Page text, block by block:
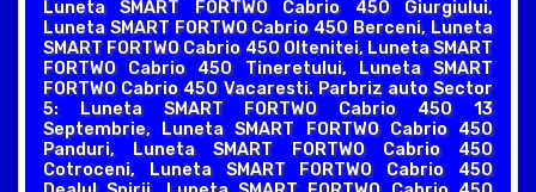
Luneta SMART FORTWO Cabrio 450 Giurgiului,
Luneta SMART FORTWO Cabrio 450 Berceni, Luneta
SMART FORTWO Cabrio 450 Oltenitei, Luneta SMART
FORTWO Cabrio 450 Tineretului, Luneta SMART
FORTWO Cabrio 450 Vacaresti. Parbriz auto Sector
5: Luneta SMART FORTWO Cabrio 450 13
Septembrie, Luneta SMART FORTWO Cabrio 450
Panduri, Luneta SMART FORTWO Cabrio 450
Cotroceni, Luneta SMART FORTWO Cabrio 450